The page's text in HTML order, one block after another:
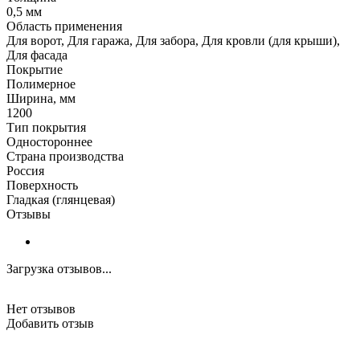
0,5 мм
Область применения
Для ворот, Для гаража, Для забора, Для кровли (для крыши),
Для фасада
Покрытие
Полимерное
Ширина, мм
1200
Тип покрытия
Одностороннее
Страна производства
Россия
Поверхность
Гладкая (глянцевая)
Отзывы
Загрузка отзывов...
Нет отзывов
Добавить отзыв